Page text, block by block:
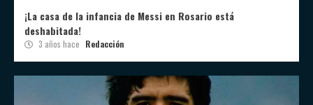
¡La casa de la infancia de Messi en Rosario está
deshabitada!
3 años hace Redacción